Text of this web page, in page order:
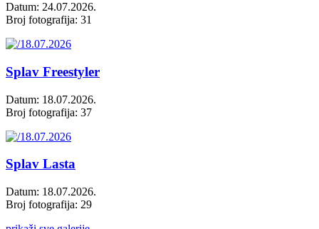
Datum: 24.07.2026.
Broj fotografija: 31
Splav Freestyler
Datum: 18.07.2026.
Broj fotografija: 37
Splav Lasta
Datum: 18.07.2026.
Broj fotografija: 29